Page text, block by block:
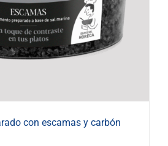
con escamas y carbón